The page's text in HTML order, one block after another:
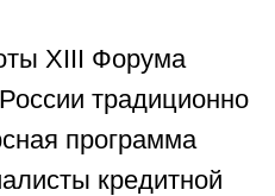
XIII Форума
традиционно
программа
кредитной